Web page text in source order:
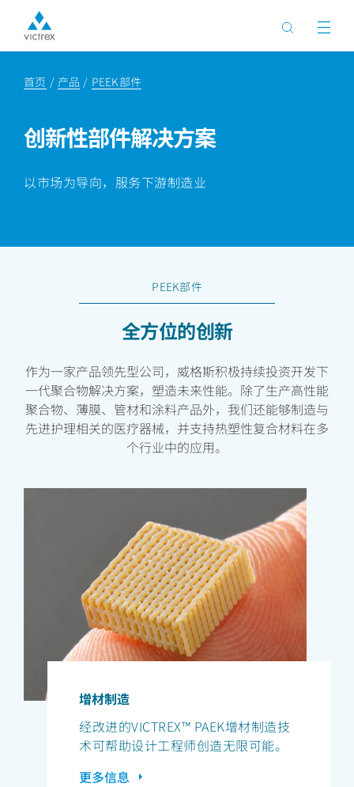
首页 产品 PEEK部件
创新性部件解决方案
以市场为导向，服务下游制造业
PEEK部件
全方位的创新
作为一家产品领先型公司，威格斯积极持续投资开发下
一代聚合物解决方案，塑造未来性能。除了生产高性能
聚合物、薄膜、管材和涂料产品外，我们还能够制造与
先进护理相关的医疗器械，并支持热塑性复合材料在多
个行业中的应用。
增材制造
经改进的VICTREX™ PAEK增材制造技
术可帮助设计工程师创造无限可能。
更多信息